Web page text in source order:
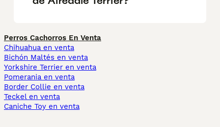
Perros Cachorros En Venta
Chihuahua en venta
Bichón Maltés en venta
Yorkshire Terrier en venta
Pomerania en venta
Border Collie en venta
Teckel en venta
Caniche Toy en venta